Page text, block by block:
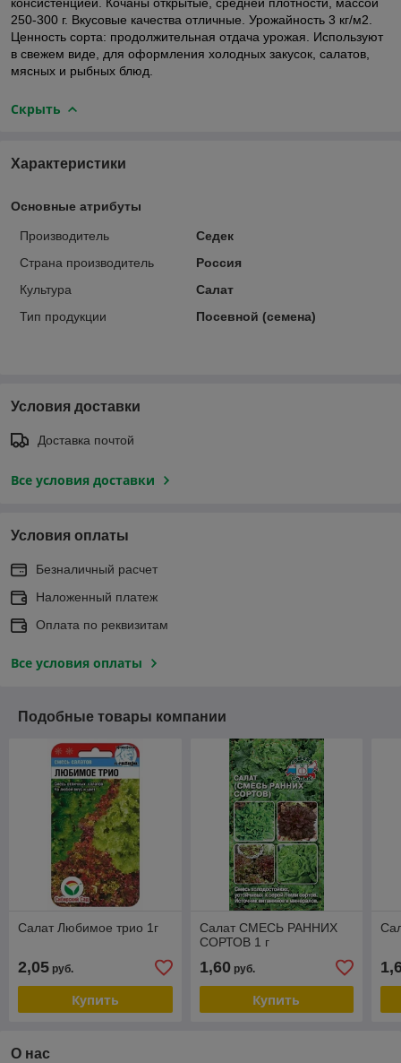
250-300 г. Вкусовые качества отличные. Урожайность 3 кг/м2.
Ценность сорта: продолжительная отдача урожая. Используют
в свежем виде, для оформления холодных закусок, салатов,
мясных и рыбных блюд.
Скрыть
Характеристики
Основные атрибуты
Производитель
Седек
Страна производитель
Россия
Культура
Салат
Тип продукции
Посевной (семена)
Условия доставки
Доставка почтой
Все условия доставки
Условия оплаты
Безналичный расчет
Наложенный платеж
Оплата по реквизитам
Все условия оплаты
Подобные товары компании
Салат Любимое трио 1г
2,05 руб.
Купить
Салат СМЕСЬ РАННИХ
СОРТОВ 1 г
1,60руб.
Купить
О нас